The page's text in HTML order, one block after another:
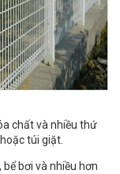
chất và nhiều thứ
túi giặt.
bơi và nhiều hơn